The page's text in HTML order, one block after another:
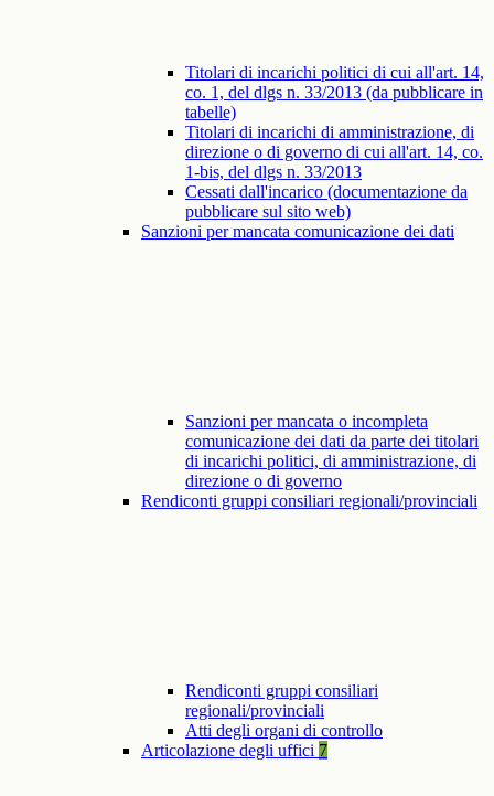
Titolari di incarichi politici di cui all'art. 14,
co. 1, del dlgs n. 33/2013 (da pubblicare in
tabelle)
Titolari di incarichi di amministrazione, di
direzione o di governo di cui all'art. 14, co.
1-bis, del dlgs n. 33/2013
Cessati dall'incarico (documentazione da
pubblicare sul sito web)
Sanzioni per mancata comunicazione dei dati
Sanzioni per mancata o incompleta
comunicazione dei dati da parte dei titolari
di incarichi politici, di amministrazione, di
direzione o di governo
Rendiconti gruppi consiliari regionali/provinciali
Rendiconti gruppi consiliari
regionali/provinciali
Atti degli organi di controllo
Articolazione degli uffici 7